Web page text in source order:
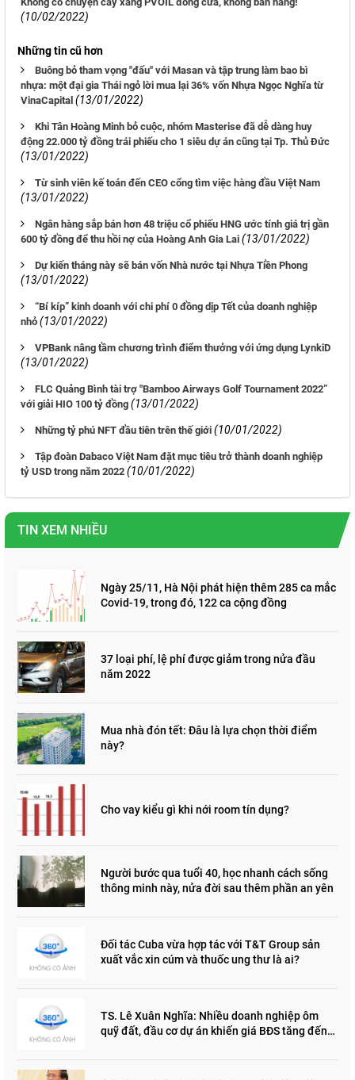
(10/02/2022)
Những tin cũ hơn
Buông bỏ tham vọng "đấu" với Masan và tập trung làm bao bì
nhựa: một đại gia Thái ngỏ lời mua lại 36% vốn Nhựa Ngọc Nghĩa từ
VinaCapital (13/01/2022)
Khi Tân Hoàng Minh bỏ cuộc, nhóm Masterise đã dễ dàng huy
động 22.000 tỷ đồng trái phiếu cho 1 siêu dự án cũng tại Tp. Thủ Đức
(13/01/2022)
Từ sinh viên kế toán đến CEO cổng tìm việc hàng đầu Việt Nam
(13/01/2022)
Ngân hàng sắp bán hơn 48 triệu cổ phiếu HNG ước tính giá trị gần
600 tỷ đồng để thu hồi nợ của Hoàng Anh Gia Lai (13/01/2022)
Dự kiến tháng này sẽ bán vốn Nhà nước tại Nhựa Tiền Phong
(13/01/2022)
“Bí kíp” kinh doanh với chi phí 0 đồng dịp Tết của doanh nghiệp
nhỏ (13/01/2022)
VPBank nâng tầm chương trình điểm thưởng với ứng dụng LynkiD
(13/01/2022)
FLC Quảng Bình tài trợ "Bamboo Airways Golf Tournament 2022”
với giải HIO 100 tỷ đồng (13/01/2022)
Những tỷ phú NFT đầu tiên trên thế giới (10/01/2022)
Tập đoàn Dabaco Việt Nam đặt mục tiêu trở thành doanh nghiệp
tỷ USD trong năm 2022 (10/01/2022)
TIN XEM NHIỀU
Ngày 25/11, Hà Nội phát hiện thêm 285 ca mắc
Covid-19, trong đó, 122 ca cộng đồng
37 loại phí, lệ phí được giảm trong nửa đầu
năm 2022
Mua nhà đón tết: Đâu là lựa chọn thời điểm
này?
Cho vay kiểu gì khi nới room tín dụng?
Người bước qua tuổi 40, học nhanh cách sống
thông minh này, nửa đời sau thêm phần an yên
Đối tác Cuba vừa hợp tác với T&T Group sản
xuất vắc xin cúm và thuốc ung thư là ai?
TS. Lê Xuân Nghĩa: Nhiều doanh nghiệp ôm
quỹ đất, đầu cơ dự án khiến giá BĐS tăng đến